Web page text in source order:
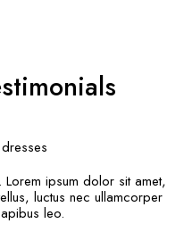
dresses
Lorem ipsum dolor sit amet,
luctus nec ullamcorper
leo.